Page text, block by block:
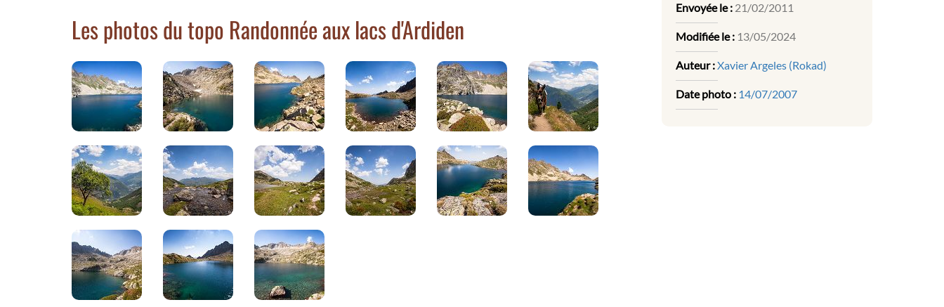
Les photos du topo Randonnée aux lacs d'Ardiden
Envoyée le : 21/02/2011
Modifiée le : 13/05/2024
Auteur :Xavier Argeles (Rokad)
Date photo : 14/07/2007